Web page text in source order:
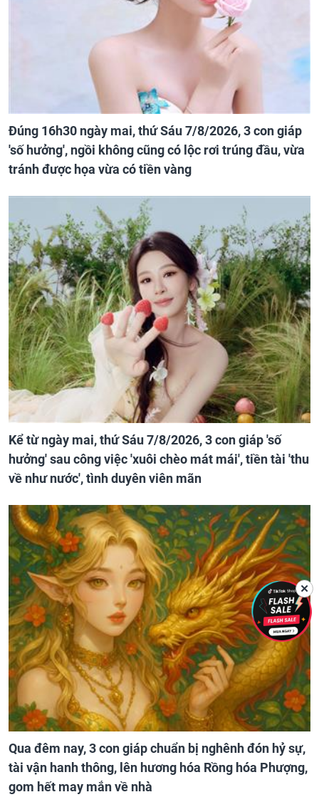
Đúng 16h30 ngày mai, thứ Sáu 7/8/2026, 3 con giáp
'số hưởng', ngồi không cũng có lộc rơi trúng đầu, vừa
tránh được họa vừa có tiền vàng
Kể từ ngày mai, thứ Sáu 7/8/2026, 3 con giáp 'số
hưởng' sau công việc 'xuôi chèo mát mái', tiền tài 'thu
về như nước', tình duyên viên mãn
Qua đêm nay, 3 con giáp chuẩn bị nghênh đón hỷ sự,
tài vận hanh thông, lên hương hóa Rồng hóa Phượng,
gom hết may mắn về nhà
✕